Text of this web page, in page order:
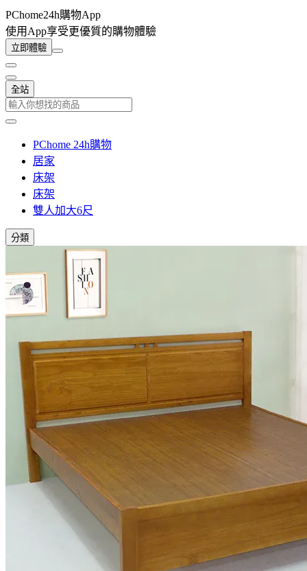
PChome24h購物App
使用App享受更優質的購物體驗
立即體驗
全站
PChome 24h購物
居家
床架
床架
雙人加大6尺
分類